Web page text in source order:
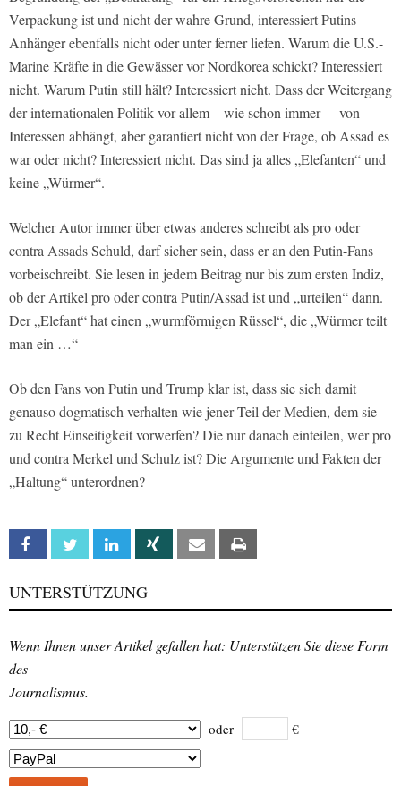
Verpackung ist und nicht der wahre Grund, interessiert Putins
Anhänger ebenfalls nicht oder unter ferner liefen. Warum die U.S.-
Marine Kräfte in die Gewässer vor Nordkorea schickt? Interessiert
nicht. Warum Putin still hält? Interessiert nicht. Dass der Weitergang
der internationalen Politik vor allem – wie schon immer – von
Interessen abhängt, aber garantiert nicht von der Frage, ob Assad es
war oder nicht? Interessiert nicht. Das sind ja alles „Elefanten“ und
keine „Würmer“.
Welcher Autor immer über etwas anderes schreibt als pro oder
contra Assads Schuld, darf sicher sein, dass er an den Putin-Fans
vorbeischreibt. Sie lesen in jedem Beitrag nur bis zum ersten Indiz,
ob der Artikel pro oder contra Putin/Assad ist und „urteilen“ dann.
Der „Elefant“ hat einen „wurmförmigen Rüssel“, die „Würmer teilt
man ein …“
Ob den Fans von Putin und Trump klar ist, dass sie sich damit
genauso dogmatisch verhalten wie jener Teil der Medien, dem sie
zu Recht Einseitigkeit vorwerfen? Die nur danach einteilen, wer pro
und contra Merkel und Schulz ist? Die Argumente und Fakten der
„Haltung“ unterordnen?
Facebook Twitter Linkedin Xing Email
UNTERSTÜTZUNG
Wenn Ihnen unser Artikel gefallen hat: Unterstützen Sie diese Form
des
Journalismus.
oder €